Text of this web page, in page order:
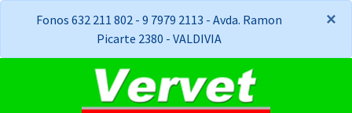
Fonos 632 211 802 - 9 7979 2113 - Avda. Ramon
Picarte 2380 - VALDIVIA
×
×